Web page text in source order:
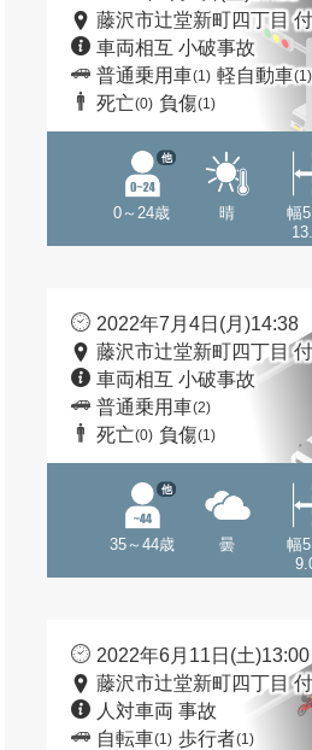
藤沢市辻堂新町四丁目
車両相互 小破事故
普通乗用車(1) 軽自動車(1)
死亡(0) 負傷(1)
0～24歳
他
晴
幅
2022年7月4日(月)14:38
藤沢市辻堂新町四丁目
車両相互 小破事故
普通乗用車(2)
死亡(0) 負傷(1)
35～44歳
他
曇
幅
2022年6月11日(土)13:00
藤沢市辻堂新町四丁目
人対車両 事故
自転車(1) 歩行者(1)